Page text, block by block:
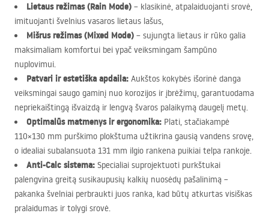
Lietaus režimas (Rain Mode) – klasikinė, atpalaiduojanti srovė,
imituojanti švelnius vasaros lietaus lašus,
Mišrus režimas (Mixed Mode) – sujungta lietaus ir rūko galia
maksimaliam komfortui bei ypač veiksmingam šampūno
nuplovimui.
Patvari ir estetiška apdaila: Aukštos kokybės išorinė danga
veiksmingai saugo gaminį nuo korozijos ir įbrėžimų, garantuodama
nepriekaištingą išvaizdą ir lengvą švaros palaikymą daugelį metų.
Optimalūs matmenys ir ergonomika: Plati, stačiakampė
110×130 mm purškimo plokštuma užtikrina gausią vandens srovę,
o idealiai subalansuota 131 mm ilgio rankena puikiai telpa rankoje.
Anti-Calc sistema: Specialiai suprojektuoti purkštukai
palengvina greitą susikaupusių kalkių nuosėdų pašalinimą –
pakanka švelniai perbraukti juos ranka, kad būtų atkurtas visiškas
pralaidumas ir tolygi srovė.